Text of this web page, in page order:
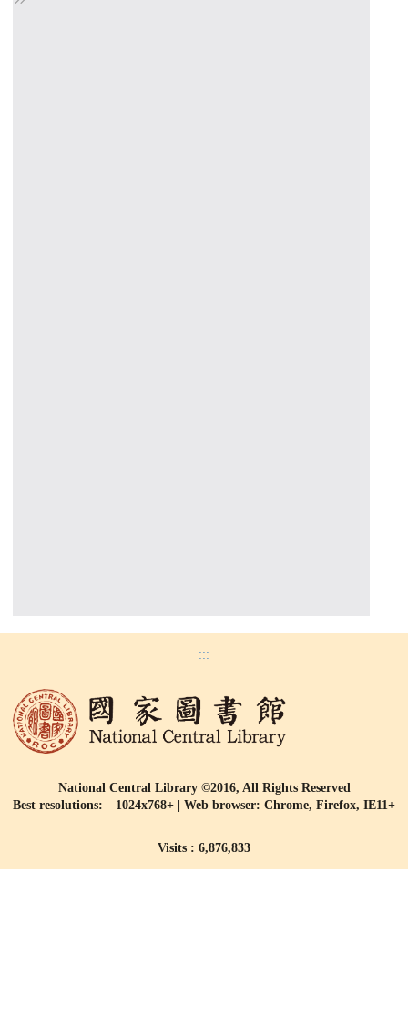
:::
National Central Library ©2016, All Rights Reserved
Best resolutions: 1024x768+ | Web browser: Chrome, Firefox, IE11+
Visits : 6,876,833